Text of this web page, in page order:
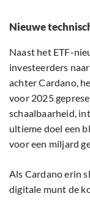
Nieuwe
Naast het ETF-
investeerders
achter Cardano,
voor 2025
schaalbaarheid,
ultieme doel een
voor een miljard
Als Cardano erin
digitale munt de